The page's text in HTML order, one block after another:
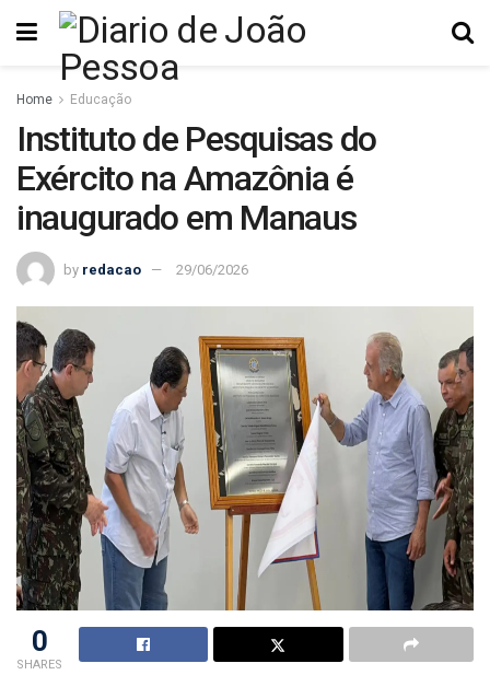
Home Educação
Instituto de Pesquisas do
Exército na Amazônia é
inaugurado em Manaus
by redacao 29/06/2026
0
SHARES